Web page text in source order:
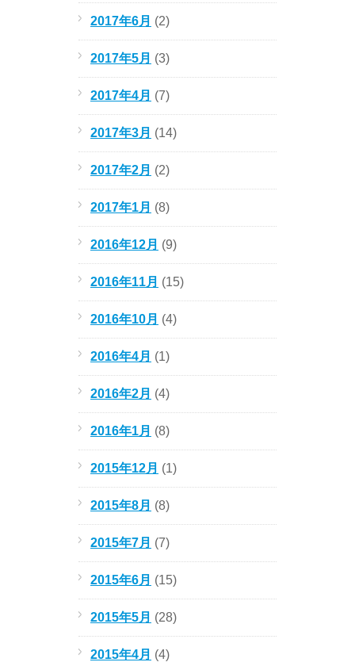
2017年6月 (2)
2017年5月 (3)
2017年4月 (7)
2017年3月 (14)
2017年2月 (2)
2017年1月 (8)
2016年12月 (9)
2016年11月 (15)
2016年10月 (4)
2016年4月 (1)
2016年2月 (4)
2016年1月 (8)
2015年12月 (1)
2015年8月 (8)
2015年7月 (7)
2015年6月 (15)
2015年5月 (28)
2015年4月 (4)